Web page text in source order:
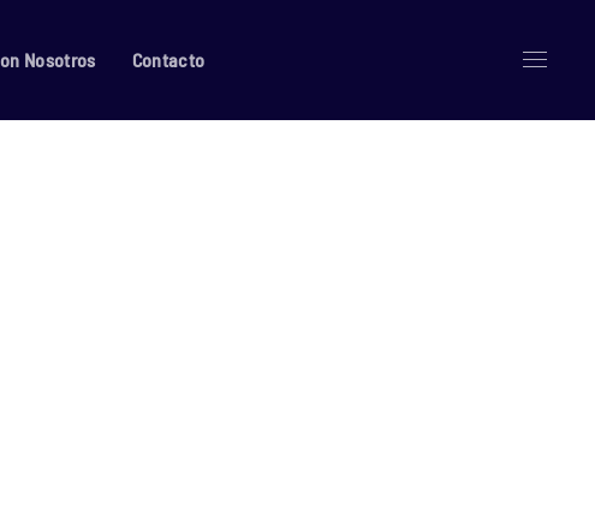
Nosotros Contacto